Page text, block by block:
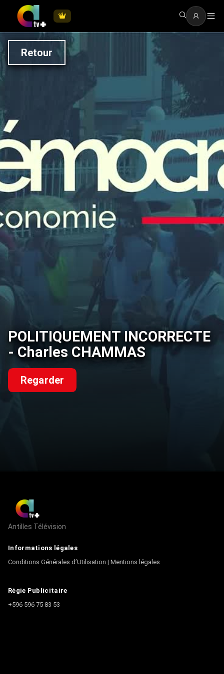
Retour
POLITIQUEMENT INCORRECTE
- Charles CHAMMAS
Regarder
Antilles Télévision
Informations légales
Conditions Générales d’Utilisation | Mentions légales
Régie Publicitaire
+596 596 75 83 53